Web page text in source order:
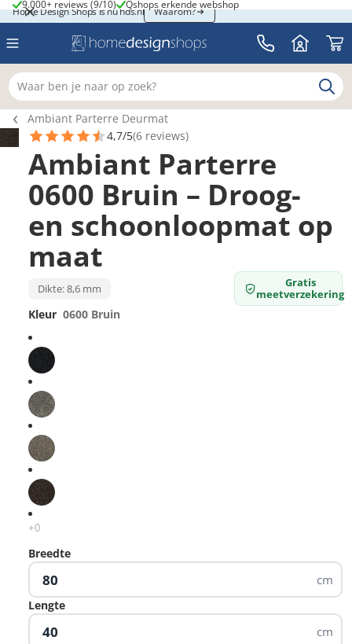
Home Design Shops is nu hds.nl
Home Design Shops is nu hds.nl Waarom?
9.000+ reviews (9/10)
9.000+ reviews (9/10) Qshops erkende webshop
Qshops erkende webshop
Waar ben je naar op zoek?
Breadcrumb navigatie
Ambiant Parterre Deurmat
4,7/5(6 reviews)
Ambiant Parterre
0600 Bruin – Droog-
en schoonloopmat op
maat
Dikte: 8,6 mm
Gratis
meetverzekering
Kleur 0600 Bruin
Breedte
cm
Lengte
cm